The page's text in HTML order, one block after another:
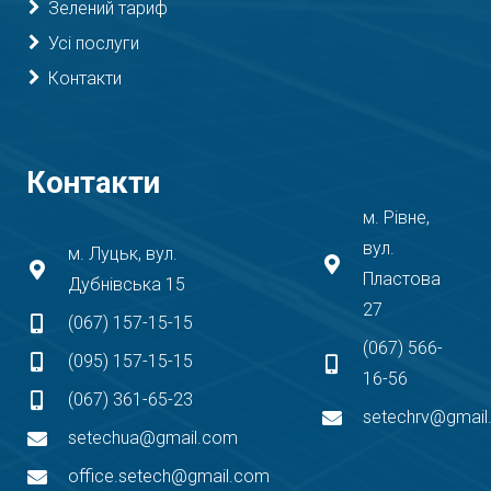
Зелений тариф
Усі послуги
Контакти
Контакти
м. Луцьк, вул.
Дубнівська 15
(067) 157-15-15
(095) 157-15-15
(067) 361-65-23
setechua@gmail.com
office.setech@gmail.com
м. Рівне,
вул.
Пластова
27
(067) 566-
16-56